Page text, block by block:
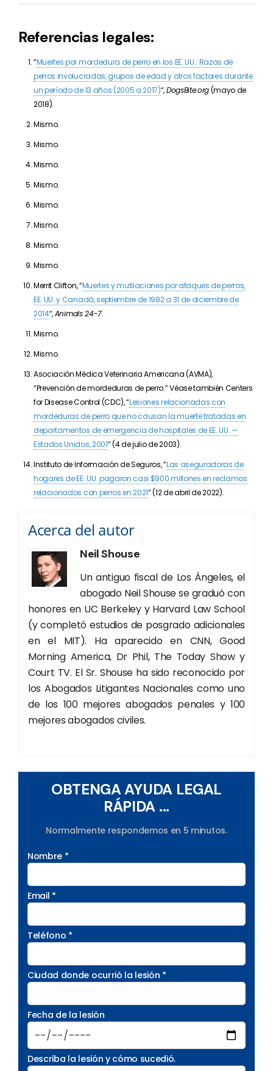
Referencias legales:
“Muertes por mordedura de perro en los EE. UU.: Razas de
perros involucradas, grupos de edad y otros factores durante
un período de 13 años (2005 a 2017)“,DogsBite.org(mayo de
2018).
Mismo.
Mismo.
Mismo.
Mismo.
Mismo.
Mismo.
Mismo.
Mismo.
Merrit Clifton, “Muertes y mutilaciones por ataques de perros,
EE. UU. y Canadá, septiembre de 1982 a 31 de diciembre de
2014“,Animals 24-7.
Mismo.
Mismo.
Asociación Médica Veterinaria Americana (AVMA),
“Prevención de mordeduras de perro.” Véase también Centers
for Disease Control (CDC), “Lesiones relacionadas con
mordeduras de perro que no causan la muerte tratadas en
departamentos de emergencia de hospitales de EE. UU. —
Estados Unidos, 2001” (4 de julio de 2003).
Instituto de Información de Seguros, “Las aseguradoras de
hogares de EE. UU. pagaron casi $900 millones en reclamos
relacionados con perros en 2021” (12 de abril de 2022).
Acerca del autor
Neil Shouse
Un antiguo fiscal de Los Ángeles, el
abogado Neil Shouse se graduó con
honores en UC Berkeley y Harvard Law School
(y completó estudios de posgrado adicionales
en el MIT). Ha aparecido en CNN, Good
Morning America, Dr Phil, The Today Show y
Court TV. El Sr. Shouse ha sido reconocido por
los Abogados Litigantes Nacionales como uno
de los 100 mejores abogados penales y 100
mejores abogados civiles.
OBTENGA AYUDA LEGAL
RÁPIDA ...
Normalmente respondemos en 5 minutos.
Nombre *
Email *
Teléfono *
Ciudad donde ocurrió la lesión *
Fecha de la lesión
Describa la lesión y cómo sucedió.